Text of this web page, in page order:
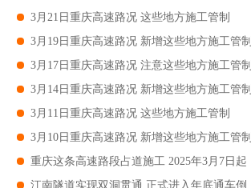
3月21日重庆高速路况 这些地方施工管制
3月19日重庆高速路况 新增这些地方施工管制
3月17日重庆高速路况 注意这些地方施工管制
3月14日重庆高速路况 新增这些地方施工管制
3月11日重庆高速路况 这些地方施工管制
3月10日重庆高速路况 新增这些地方施工管制
重庆这条高速路段占道施工 2025年3月7日起